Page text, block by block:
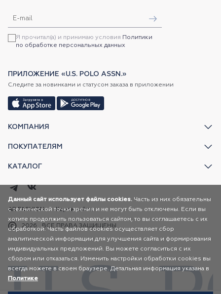
КОМПАНИЯ
ПОКУПАТЕЛЯМ
КАТАЛОГ
Я прочитал(а) и принимаю условия Политики
по обработке персональных данных
ПРИЛОЖЕНИЕ «U.S. POLO ASSN.»
Следите за новинками и статусом заказа в приложении
2026 ВСЕ ПРАВА ЗАЩИЩЕНЫ
AR FASHION Карта сайта
Данный сайт использует файлы cookies. Часть из них обязательны
с технической точки зрения и не могут быть отключены. Если вы
хотите продолжить пользоваться сайтом, то вы соглашаетесь с их
обработкой. Часть файлов cookies осуществляет сбор
аналитической информации для улучшения сайта и формирования
индивидуальных предложений. Вы можете согласиться с их
сбором или отказаться. Изменить настройки обработки cookies вы
всегда можете в своем браузере. Детальная информация указана в
Политике